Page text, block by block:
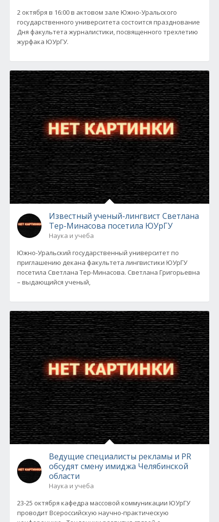
2 октября в 16:00 в актовом зале Южно-Уральского
государственного университета состоится празднование
Дня факультета журналистики, посвященного трехлетию
журфака ЮУрГУ.
Известный ученый-лингвист Светлана
Тер-Минасова посетила ЮУрГУ
Наука и учеба
Южно-Уральский государственный университет по
приглашению декана факультета лингвистики ЮУрГУ
посетила Светлана Тер-Минасова. Светлана Григорьевна
– выдающийся ученый,
Ведущие специалисты рекламы и PR
обсудят смену имиджа Челябинской
области
Наука и учеба
23-25 октября кафедра массовой коммуникации ЮУрГУ
проводит Всероссийскую научно-практическую